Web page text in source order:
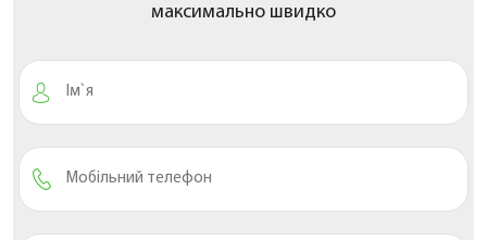
максимально швидко